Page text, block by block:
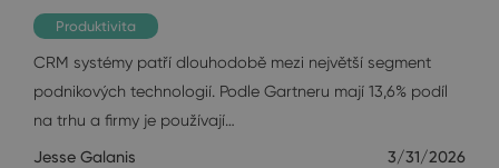
Produktivita
CRM systémy patří dlouhodobě mezi největší segment
podnikových technologií. Podle Gartneru mají 13,6% podíl
na trhu a firmy je používají…
Jesse Galanis 3/31/2026